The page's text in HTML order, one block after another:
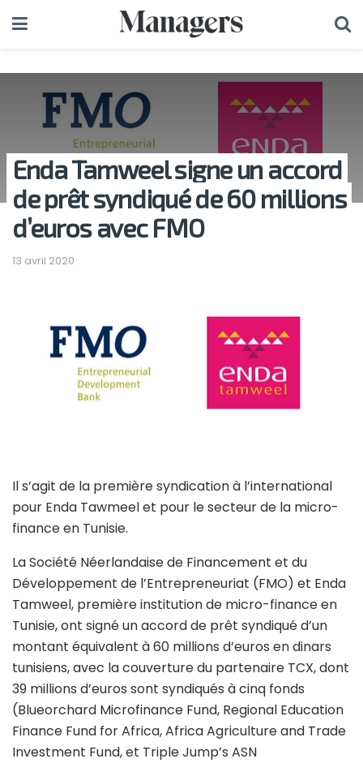
Enda Tamweel signe un accord
de prêt syndiqué de 60 millions
d’euros avec FMO
13 avril 2020
Il s’agit de la première syndication à l’international
pour Enda Tawmeel et pour le secteur de la micro-
finance en Tunisie.
La Société Néerlandaise de Financement et du
Développement de l’Entrepreneuriat (FMO) et Enda
Tamweel, première institution de micro-finance en
Tunisie, ont signé un accord de prêt syndiqué d’un
montant équivalent à 60 millions d’euros en dinars
tunisiens, avec la couverture du partenaire TCX, dont
39 millions d’euros sont syndiqués à cinq fonds
(Blueorchard Microfinance Fund, Regional Education
Finance Fund for Africa, Africa Agriculture and Trade
Investment Fund, et Triple Jump’s ASN